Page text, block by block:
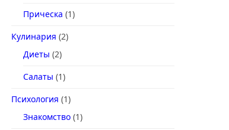
Прическа (1)
Кулинария (2)
Диеты (2)
Салаты (1)
Психология (1)
Знакомство (1)